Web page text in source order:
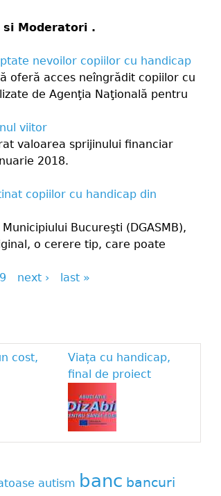
si Moderatori .
nevoilor copiilor cu handicap
oferă acces neîngrădit copiilor cu
de Agenţia Naţională pentru
viitor
valoarea sprijinului financiar
2018.
copiilor cu handicap din
Bucureşti (DGASMB),
o cerere tip, care poate
9 next › last »
cost,
Viața cu handicap,
final de proiect
autism banc bancuri